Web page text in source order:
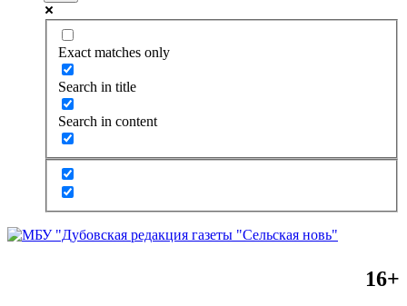
Exact matches only
Search in title
Search in content
16+